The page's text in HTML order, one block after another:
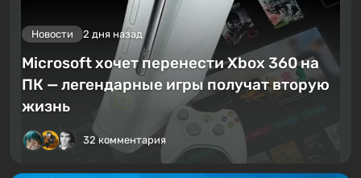
Новости 2 дня назад
Microsoft хочет перенести Xbox 360 на
ПК — легендарные игры получат вторую
жизнь
32 комментария